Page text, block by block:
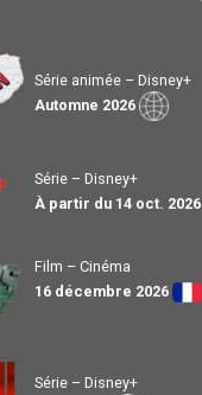
Série animée – Disney+
Automne 2026
Série – Disney+
À partir du 14 oct. 2026
Film – Cinéma
16 décembre 2026
Série – Disney+